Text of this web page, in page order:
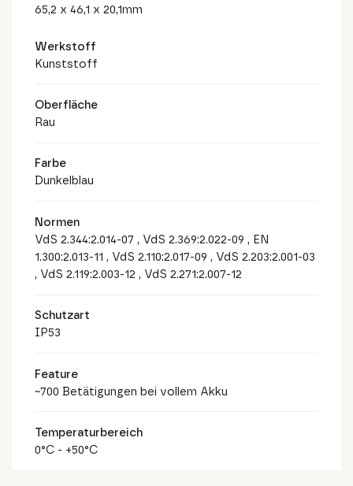
65,2 x 46,1 x 20,1mm
Werkstoff
Kunststoff
Oberfläche
Rau
Farbe
Dunkelblau
Normen
VdS 2.344:2.014-07 , VdS 2.369:2.022-09 , EN
1.300:2.013-11 , VdS 2.110:2.017-09 , VdS 2.203:2.001-03
, VdS 2.119:2.003-12 , VdS 2.271:2.007-12
Schutzart
IP53
Feature
~700 Betätigungen bei vollem Akku
Temperaturbereich
0°C - +50°C